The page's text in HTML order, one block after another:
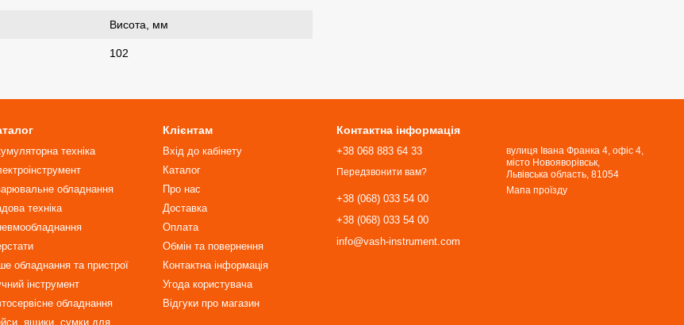
Висота, мм
102
техніка
обладнання
техніка
обладнання та пристрої
інструмент
обладнання
ящики, сумки для
Клієнтам
Вхід до кабінету
Каталог
Про нас
Доставка
Оплата
Обмін та повернення
Контактна інформація
Угода користувача
Відгуки про магазин
Контактна інформація
+38 068 883 64 33
Передзвонити вам?
+38 (068) 033 54 00
+38 (068) 033 54 00
info@vash-instrument.com
вулиця Івана Франка 4, офіс 4,
місто Новояворівськ,
Львівська область, 81054​​​​​​​
Мапа проїзду